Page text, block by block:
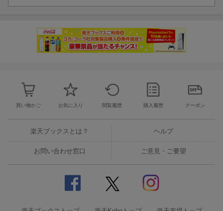
買い物かご お気に入り 閲覧履歴 購入履歴 クーポン
楽天ブックスとは？ ヘルプ
お問い合わせ窓口 ご意見・ご要望